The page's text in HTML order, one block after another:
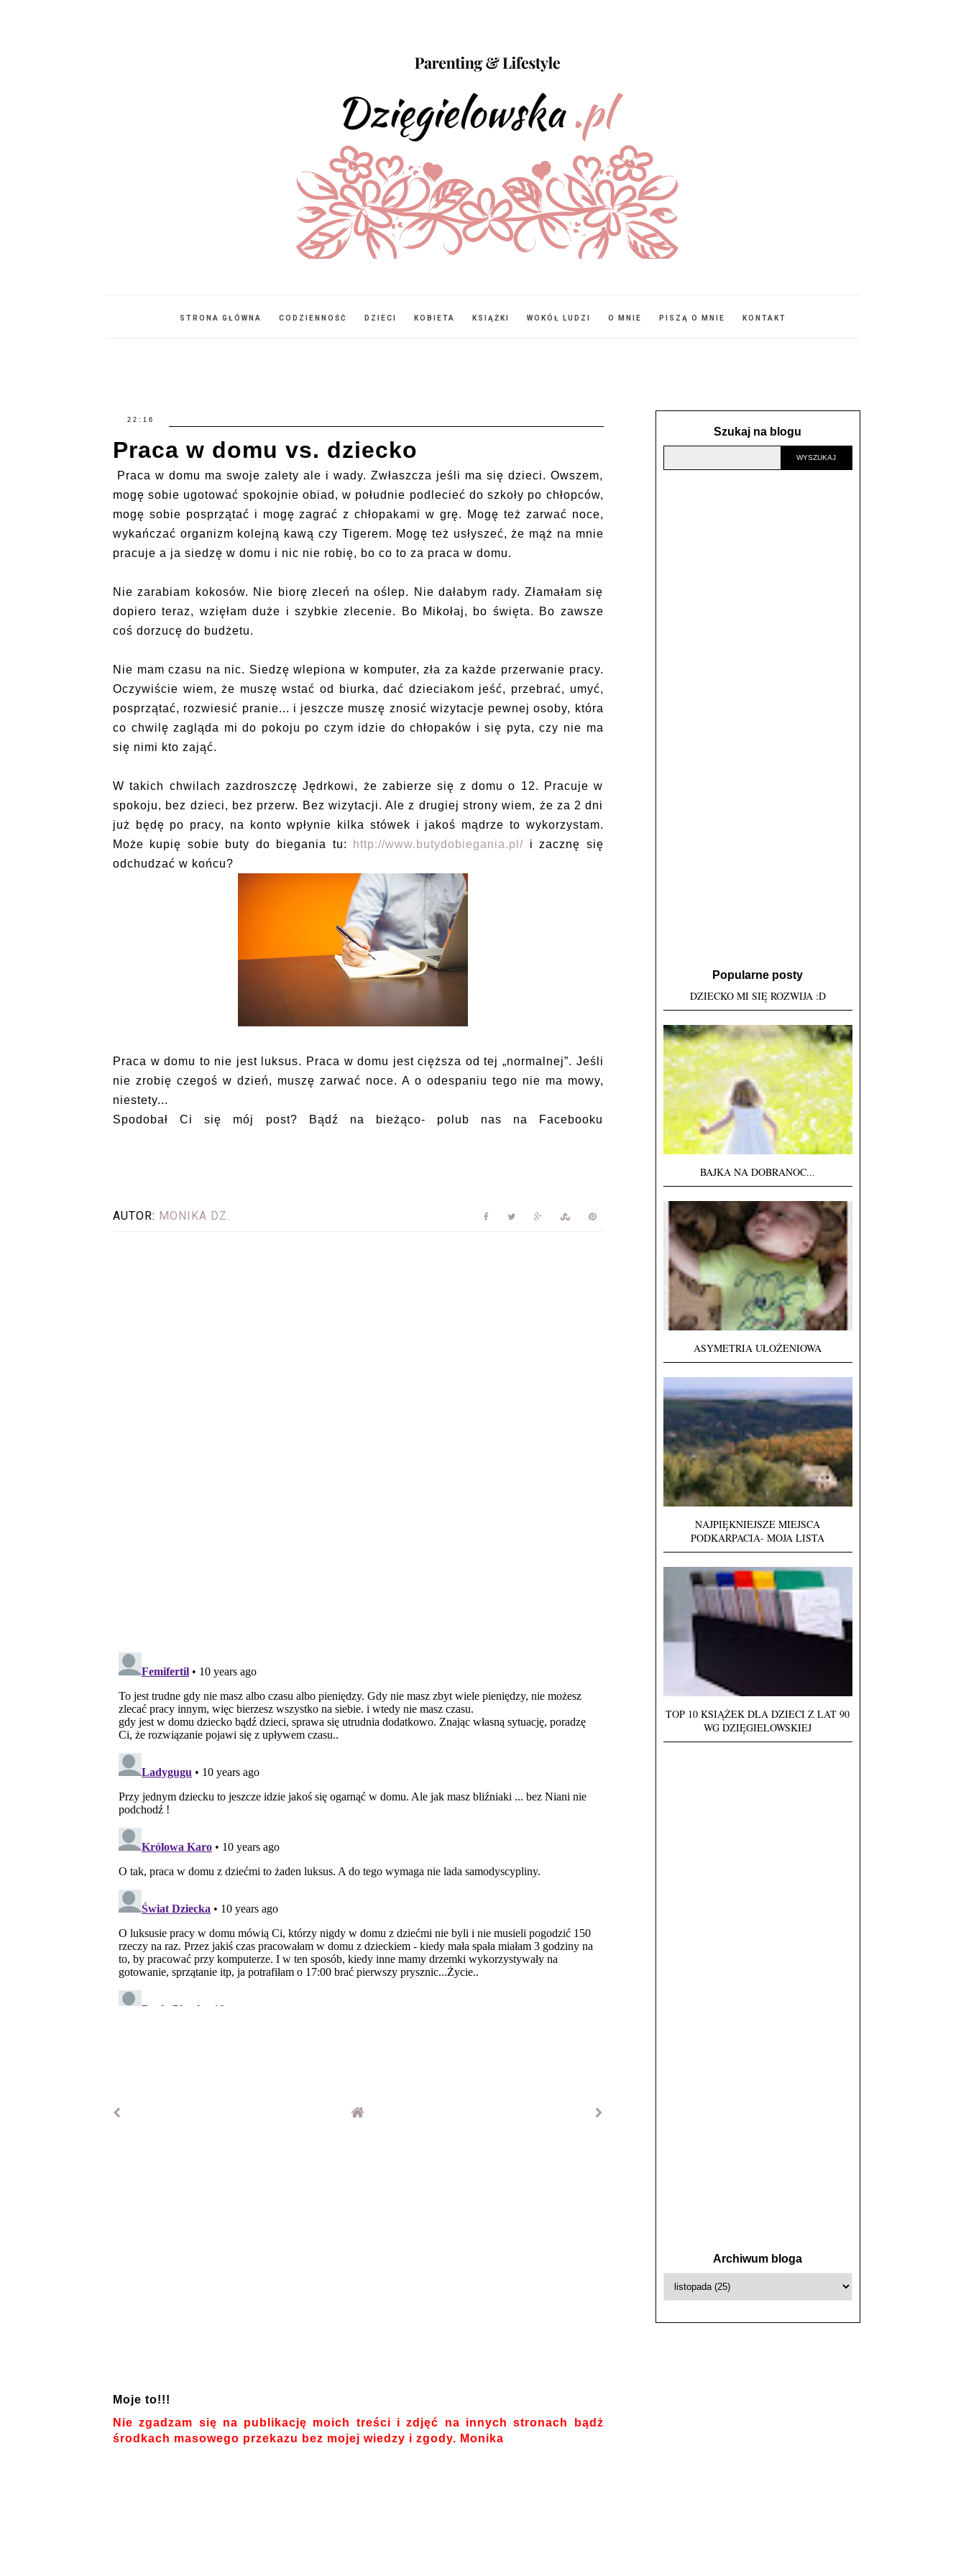
STRONA GŁÓWNA CODZIENNOŚĆ DZIECI KOBIETA KSIĄŻKI WOKÓŁ LUDZI O MNIE PISZĄ O MNIE KONTAKT
22:16
Praca w domu vs. dziecko
Praca w domu ma swoje zalety ale i wady. Zwłaszcza jeśli ma się dzieci. Owszem,
mogę sobie ugotować spokojnie obiad, w południe podlecieć do szkoły po chłopców,
mogę sobie posprzątać i mogę zagrać z chłopakami w grę. Mogę też zarwać noce,
wykańczać organizm kolejną kawą czy Tigerem. Mogę też usłyszeć, że mąż na mnie
pracuje a ja siedzę w domu i nic nie robię, bo co to za praca w domu.
Nie zarabiam kokosów. Nie biorę zleceń na oślep. Nie dałabym rady. Złamałam się
dopiero teraz, wzięłam duże i szybkie zlecenie. Bo Mikołaj, bo święta. Bo zawsze
coś dorzucę do budżetu.
Nie mam czasu na nic. Siedzę wlepiona w komputer, zła za każde przerwanie pracy.
Oczywiście wiem, że muszę wstać od biurka, dać dzieciakom jeść, przebrać, umyć,
posprzątać, rozwiesić pranie... i jeszcze muszę znosić wizytacje pewnej osoby, która
co chwilę zagląda mi do pokoju po czym idzie do chłopaków i się pyta, czy nie ma
się nimi kto zająć.
W takich chwilach zazdroszczę Jędrkowi, że zabierze się z domu o 12. Pracuje w
spokoju, bez dzieci, bez przerw. Bez wizytacji. Ale z drugiej strony wiem, że za 2 dni
już będę po pracy, na konto wpłynie kilka stówek i jakoś mądrze to wykorzystam.
Może kupię sobie buty do biegania tu:
http://www.butydobiegania.pl/ i zacznę się
odchudzać w końcu?
Praca w domu to nie jest luksus. Praca w domu jest cięższa od tej „normalnej”. Jeśli
nie zrobię czegoś w dzień, muszę zarwać noce. A o odespaniu tego nie ma mowy,
niestety...
Spodobał Ci się mój post? Bądź na bieżąco- polub nas na Facebooku
AUTOR: MONIKA DZ.
Moje to!!!
Nie zgadzam się na publikację moich treści i zdjęć na innych stronach bądż
środkach masowego przekazu bez mojej wiedzy i zgody. Monika
Szukaj na blogu
Popularne posty
DZIECKO MI SIĘ ROZWIJA :D
BAJKA NA DOBRANOC...
ASYMETRIA UŁOŻENIOWA
NAJPIĘKNIEJSZE MIEJSCA
PODKARPACIA- MOJA LISTA
TOP 10 KSIĄŻEK DLA DZIECI Z LAT 90
WG DZIĘGIELOWSKIEJ
Archiwum bloga